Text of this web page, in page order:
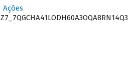
Ações
Z7_7QGCHA41LODH60A3OQA8RN14Q3